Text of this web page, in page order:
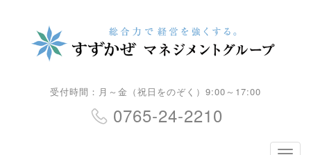
受付時間：月～金（祝日をのぞく）9:00～17:00
0765-24-2210